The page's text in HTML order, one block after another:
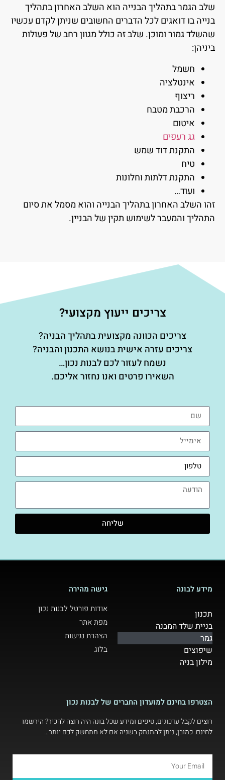
שלב הגמר בתהליך הבנייה הוא השלב האחרון בתהליך
בנייה בו דואגים לכל הדברים החשובים שניתן לקדם עכשיו
שהשלד גמור ומוכן. שלב זה כולל מגוון רחב של פעולות
ביניהן:
חשמל
אינטלציה
ריצוף
הרכבת מטבח
איטום
גג רעפים
התקנת דוד שמש
טיח
התקנת דלתות וחלונות
ועוד…
זהו השלב האחרון בתהליך הבנייה והוא מסמל את סיום
התהליך והמעבר לשימוש תקין של הבניין.
צריכים ייעוץ מקצועי?
צריכים הכוונה מקצועית בתהליך הבניה?
צריכים עזרה אישית בנושא התכנון והבניה?
נשמח לעזור לכם לבנות נכון…
השאירו פרטים ואנו נחזור אליכם.
שליחה
מידע לבונה
תכנון
בניית שלד המבנה
גמר
שיפוצים
מילון בניה
גישה מהירה
אודות פורטל לבנות נכון
מפת אתר
הצהרת נגישות
בלוג
הצטרפו בחינם למועדון החברים של לבנות נכון
רוצים לקבל עדכונים, טיפים ומידע שכל בונה היה רוצה להכיר? הירשמו
לחינם. כמובן, ניתן להתנתק בשניה אם לא מתחשק לכם יותר…